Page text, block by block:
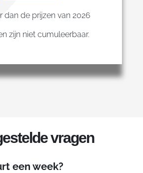
dan de prijzen van 2026
zijn niet cumuleerbaar.
vragen
een week?